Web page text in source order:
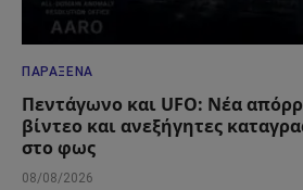
ΠΑΡΆΞΕΝΑ
Πεντάγωνο και UFO: Νέα
βίντεο και ανεξήγητες
στο φως
08/08/2026